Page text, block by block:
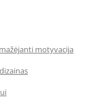
motyvacija